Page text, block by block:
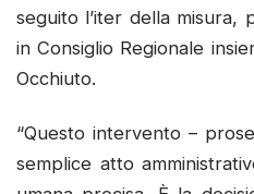
seguito l’iter della misura,
in Consiglio Regionale
Occhiuto.
“Questo intervento –
semplice atto